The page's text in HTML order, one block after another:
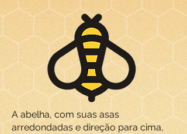
A abelha, com suas asas
arredondadas e direção para cima,